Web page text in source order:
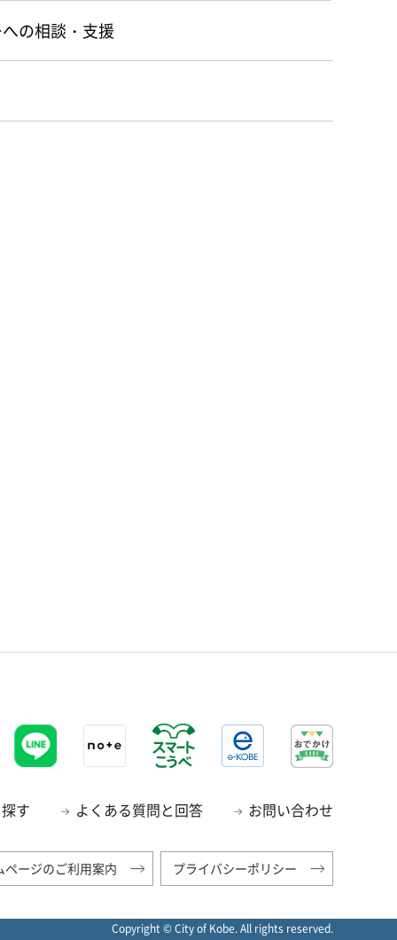
の相談・支援
す よくある質問と回答 お問い合わせ
ページのご利用案内 プライバシーポリシー
Copyright © City of Kobe. All rights reserved.